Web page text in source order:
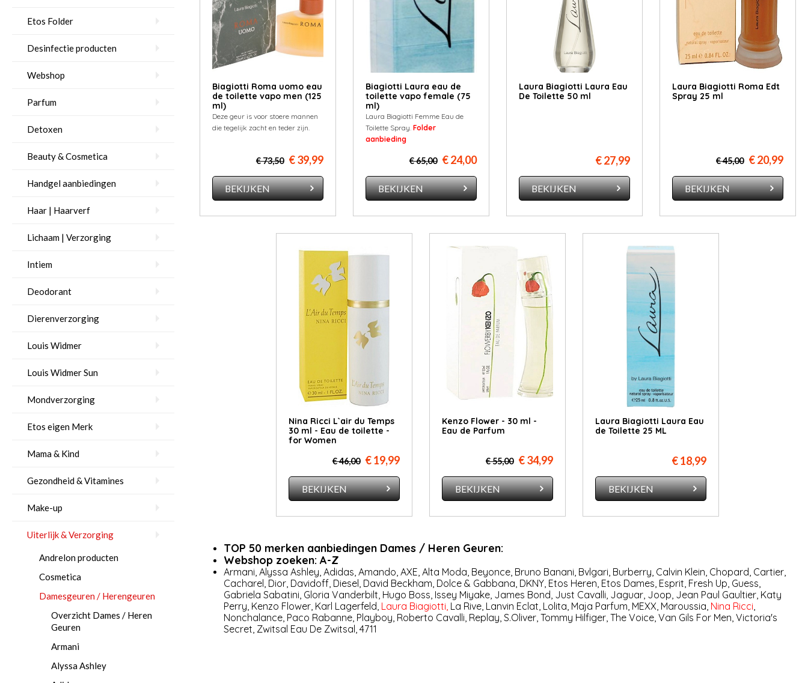
Etos Folder
Desinfectie producten
Webshop
Parfum
Detoxen
Beauty & Cosmetica
Handgel aanbiedingen
Haar | Haarverf
Lichaam | Verzorging
Intiem
Deodorant
Dierenverzorging
Louis Widmer
Louis Widmer Sun
Mondverzorging
Etos eigen Merk
Mama & Kind
Gezondheid & Vitamines
Make-up
Uiterlijk & Verzorging
Andrelon producten
Cosmetica
Damesgeuren / Herengeuren
Overzicht Dames / Heren
Geuren
Armani
Alyssa Ashley
Biagiotti Roma uomo eau
de toilette vapo men (125
ml)
Deze geur is voor stoere mannen
die tegelijk zacht en teder zijn.
€ 73,50 € 39,99
BEKIJKEN
Biagiotti Laura eau de
toilette vapo female (75
ml)
Laura Biagiotti Femme Eau de
Toilette Spray. Folder
aanbieding
€ 65,00 € 24,00
BEKIJKEN
Laura Biagiotti Laura Eau
De Toilette 50 ml
€ 27,99
BEKIJKEN
Laura Biagiotti Roma Edt
Spray 25 ml
€ 45,00 € 20,99
BEKIJKEN
Nina Ricci L`air du Temps
30 ml - Eau de toilette -
for Women
€ 46,00 € 19,99
BEKIJKEN
Kenzo Flower - 30 ml -
Eau de Parfum
€ 55,00 € 34,99
BEKIJKEN
Laura Biagiotti Laura Eau
de Toilette 25 ML
€ 18,99
BEKIJKEN
TOP 50 merken aanbiedingen Dames / Heren Geuren:
Webshop zoeken: A-Z
Armani, Alyssa Ashley, Adidas, Amando, AXE, Al­ta Mo­da, Beyonce, Bruno Banani, Bvlgari, Burberry, Calvin Klein, Chopard, Cartier,
Cacharel, Dior, Davidoff, Diesel, David Beckham, Dolce & Gabbana, DKNY, Etos Heren, Etos Dames, Esprit, Fresh Up, Guess,
Gabriela Sabatini, Gloria Vanderbilt, Hugo Boss, Issey Miyake, James Bond, Just Cavalli, Jaguar, Joop, Jean Paul Gaultier, Katy
Perry, Kenzo Flower, Karl Lagerfeld, Laura Biagiotti, La Rive, Lanvin Eclat, Lolita, Maja Parfum, MEXX, Maroussia, Nina Ricci,
Nonchalance, Paco Rabanne, Playboy, Roberto Cavalli, Replay, S.Oliver, Tommy Hilfiger, The Voice, Van Gils For Men, Victoria's
Secret, Zwitsal Eau De Zwitsal, 4711